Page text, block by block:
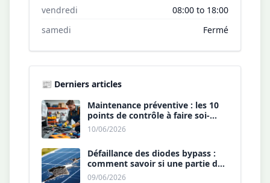
vendredi
08:00 to 18:00
samedi
Fermé
📰 Derniers articles
Maintenance préventive : les 10
points de contrôle à faire soi-
même chaque année.
10/06/2026
Défaillance des diodes bypass :
comment savoir si une partie de
votre panneau est morte ?
09/06/2026